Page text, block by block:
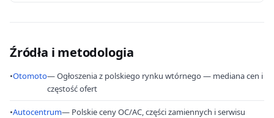
Źródła i metodologia
•Otomoto— Ogłoszenia z polskiego rynku wtórnego — mediana cen i
częstość ofert
•Autocentrum— Polskie ceny OC/AC, części zamiennych i serwisu